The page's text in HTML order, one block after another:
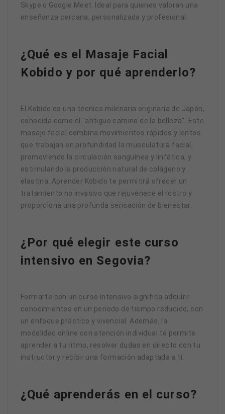
Skype o Google Meet. Ideal para quienes valoran una
enseñanza cercana, personalizada y profesional.
¿Qué es el Masaje Facial
Kobido y por qué aprenderlo?
El Kobido es una técnica milenaria originaria de Japón,
conocida como el "antiguo camino de la belleza". Este
masaje facial combina movimientos rápidos y lentos
que trabajan en profundidad la musculatura facial,
promoviendo la circulación sanguínea y linfática, y
estimulando la producción natural de colágeno y
elastina. Aprender Kobido te permitirá ofrecer un
tratamiento no invasivo que rejuvenece el rostro y
proporciona una profunda sensación de bienestar.
¿Por qué elegir este curso
intensivo en Segovia?
Formarte con un curso intensivo significa adquirir
conocimientos en un periodo de tiempo reducido, con
un enfoque práctico y vivencial. Además, la
modalidad online con atención individual te permite
aprender a tu ritmo, resolver dudas en directo con tu
instructor y recibir una formación adaptada a ti.
¿Qué aprenderás en el curso?